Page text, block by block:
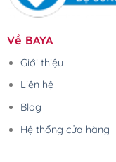
Về BAYA
Giới thiệu
Liên hệ
Blog
Hệ thống cửa hàng